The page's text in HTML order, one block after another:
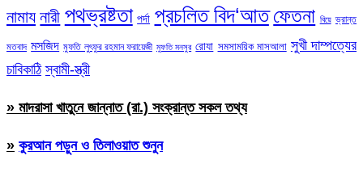
নামায নারী পথভ্রষ্টতা পর্দা প্রচলিত বিদ‘আত ফেতনা বিয়ে ভ্রান্ত
মতবাদ মসজিদ মুফতি লুৎফুর রহমান ফরায়েজী মুফতি মনসুর রোযা সমসাময়িক মাসআলা সুখী দাম্পত্যের
চাবিকাঠি স্বামী-স্ত্রী
» মাদরাসা খাতুনে জান্নাত (রা.) সংক্রান্ত সকল তথ্য
» কুরআন পড়ুন ও তিলাওয়াত শুনুন